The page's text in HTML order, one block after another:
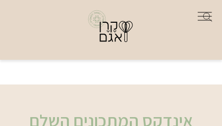
אינדקס המתכונים השלם